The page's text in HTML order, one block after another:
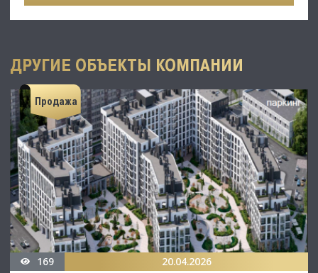
ДРУГИЕ ОБЪЕКТЫ КОМПАНИИ
Продажа
169 20.04.2026